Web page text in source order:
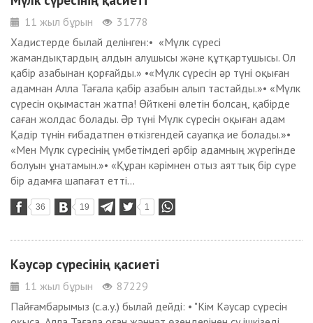
11 жыл бұрын
31778
Хадистерде былай делінген:• «Мүлк сүресі
жамандықтардың алдын алушысы және құтқартушысы. Ол
қабір азабынан қорғайды.» •«Мүлк сүресін әр түні оқыған
адамнан Алла Тағала қабір азабын алып тастайды.»• «Мүлк
сүресін оқымастан жатпа! Өйткені өлетін болсаң, қабірде
саған жолдас болады. Әр түні Мүлк сүресін оқыған адам
Қадір түнін ғибадатпен өткізгендей сауапқа ие болады.»•
«Мен Мүлк сүресінің үмбетімдегі әрбір адамның жүрегінде
болуын ұнатамын.»• «Құран кәрімнен отыз аяттық бір сүре
бір адамға шапағат етті...
36 19 1
Кәусәр сүресінің қасиеті
11 жыл бұрын
87229
Пайғамбарымыз (с.а.у.) былай дейді: • "Кім Кәусар сүресін